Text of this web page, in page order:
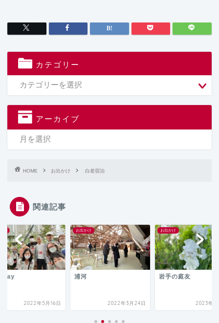
カテゴリー
アーカイブ
HOME お出かけ 白老宿泊
関連記事
Day
2022年5月16日
お出かけ
浦河
2022年3月24日
お出かけ
岩手の庭友
2023年6